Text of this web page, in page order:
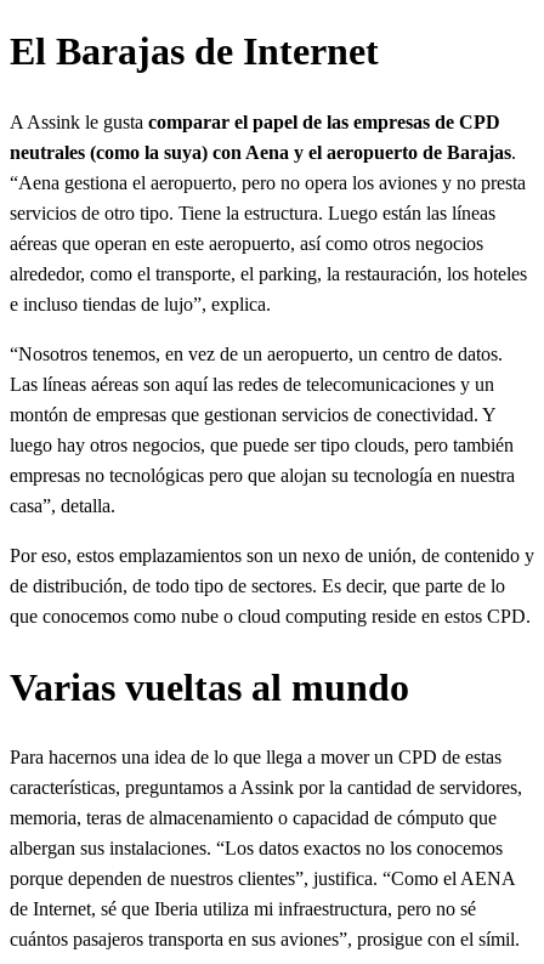
El Barajas de Internet
A Assink le gusta comparar el papel de las empresas de CPD
neutrales (como la suya) con Aena y el aeropuerto de Barajas.
“Aena gestiona el aeropuerto, pero no opera los aviones y no presta
servicios de otro tipo. Tiene la estructura. Luego están las líneas
aéreas que operan en este aeropuerto, así como otros negocios
alrededor, como el transporte, el parking, la restauración, los hoteles
e incluso tiendas de lujo”, explica.
“Nosotros tenemos, en vez de un aeropuerto, un centro de datos.
Las líneas aéreas son aquí las redes de telecomunicaciones y un
montón de empresas que gestionan servicios de conectividad. Y
luego hay otros negocios, que puede ser tipo clouds, pero también
empresas no tecnológicas pero que alojan su tecnología en nuestra
casa”, detalla.
Por eso, estos emplazamientos son un nexo de unión, de contenido y
de distribución, de todo tipo de sectores. Es decir, que parte de lo
que conocemos como nube o cloud computing reside en estos CPD.
Varias vueltas al mundo
Para hacernos una idea de lo que llega a mover un CPD de estas
características, preguntamos a Assink por la cantidad de servidores,
memoria, teras de almacenamiento o capacidad de cómputo que
albergan sus instalaciones. “Los datos exactos no los conocemos
porque dependen de nuestros clientes”, justifica. “Como el AENA
de Internet, sé que Iberia utiliza mi infraestructura, pero no sé
cuántos pasajeros transporta en sus aviones”, prosigue con el símil.